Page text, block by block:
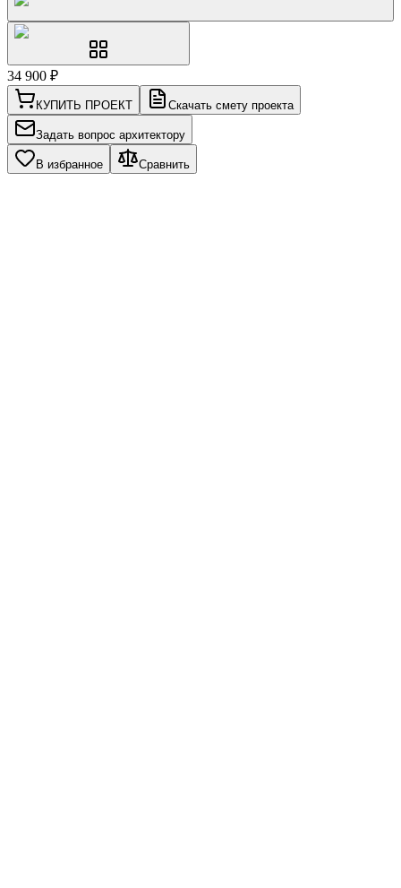
34 900 ₽
КУПИТЬ ПРОЕКТ Скачать смету проекта
Задать вопрос архитектору
В избранное Сравнить